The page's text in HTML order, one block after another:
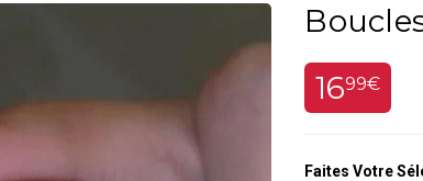
1699€
Faites Votre